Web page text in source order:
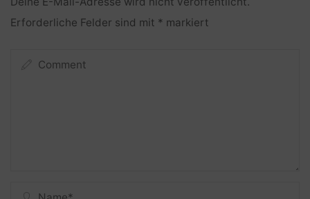
Erforderliche Felder sind mit * markiert